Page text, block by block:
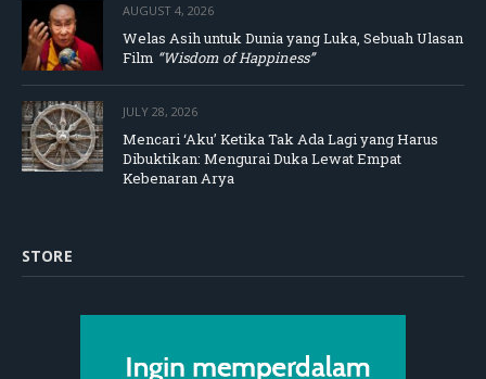
AUGUST 4, 2026
Welas Asih untuk Dunia yang Luka, Sebuah Ulasan
Film “Wisdom of Happiness”
JULY 28, 2026
Mencari ‘Aku’ Ketika Tak Ada Lagi yang Harus
Dibuktikan: Mengurai Duka Lewat Empat
Kebenaran Arya
STORE